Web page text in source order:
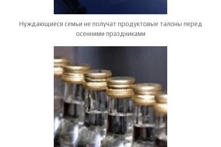
Нуждающиеся семьи не получат продуктовые талоны перед
осенними праздниками